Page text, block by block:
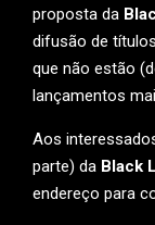
proposta da
difusão de
que não estão
lançamentos
Aos
parte) da Black
endereço para